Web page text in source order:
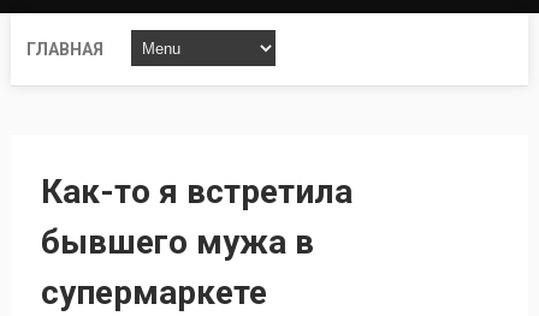
ГЛАВНАЯ
Как-то я встретила
бывшего мужа в
супермаркете